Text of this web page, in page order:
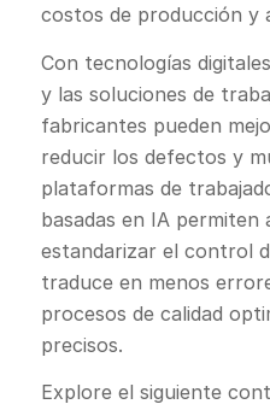
costos de producción y
Con tecnologías
y las soluciones de
fabricantes pueden
reducir los defectos y
plataformas de
basadas en IA permiten
estandarizar el control
traduce en menos
procesos de calidad
precisos.
Explore el siguiente